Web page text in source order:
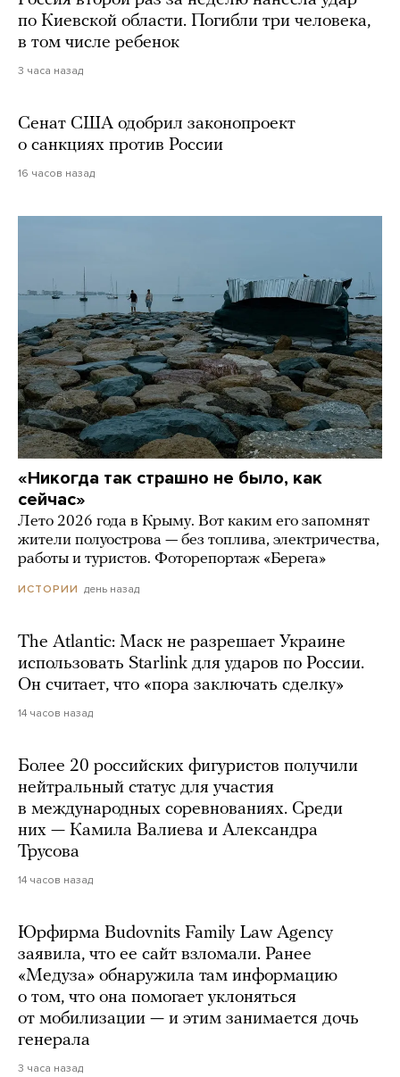
по Киевской области. Погибли три человека,
в том числе ребенок
3 часа назад
Сенат США одобрил законопроект
о санкциях против России
16 часов назад
«Никогда так страшно не было, как
сейчас»
Лето 2026 года в Крыму. Вот каким его запомнят
жители полуострова — без топлива, электричества,
работы и туристов. Фоторепортаж «Берега»
ИСТОРИИ день назад
The Atlantic: Маск не разрешает Украине
использовать Starlink для ударов по России.
Он считает, что «пора заключать сделку»
14 часов назад
Более 20 российских фигуристов получили
нейтральный статус для участия
в международных соревнованиях. Среди
них — Камила Валиева и Александра
Трусова
14 часов назад
Юрфирма Budovnits Family Law Agency
заявила, что ее сайт взломали. Ранее
«Медуза» обнаружила там информацию
о том, что она помогает уклоняться
от мобилизации — и этим занимается дочь
генерала
3 часа назад